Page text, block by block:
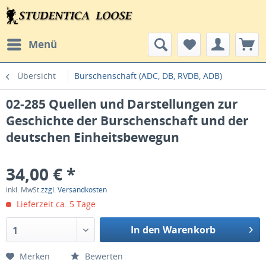
Menü
Übersicht Burschenschaft (ADC, DB, RVDB, ADB)
02-285 Quellen und Darstellungen zur
Geschichte der Burschenschaft und der
deutschen Einheitsbewegun
34,00 € *
inkl. MwSt.zzgl. Versandkosten
Lieferzeit ca. 5 Tage
1 In den Warenkorb
Merken Bewerten